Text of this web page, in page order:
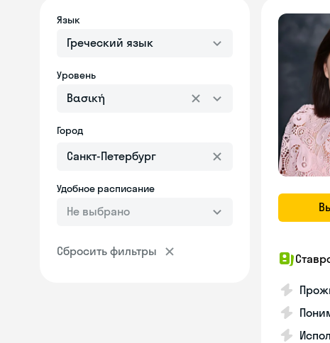
Язык
Греческий язык
Уровень
Βασική
Город
Удобное расписание
Не выбрано
Сбросить фильтры